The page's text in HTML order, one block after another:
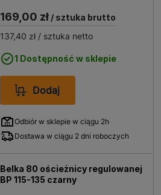
169,00 zł / sztuka brutto
137,40 zł / sztuka netto
1 Dostępność w sklepie
Dodaj
Odbiór w sklepie w ciągu 2h
Dostawa w ciągu 2 dni roboczych
Belka 80 ościeżnicy regulowanej
BP 115-135 czarny